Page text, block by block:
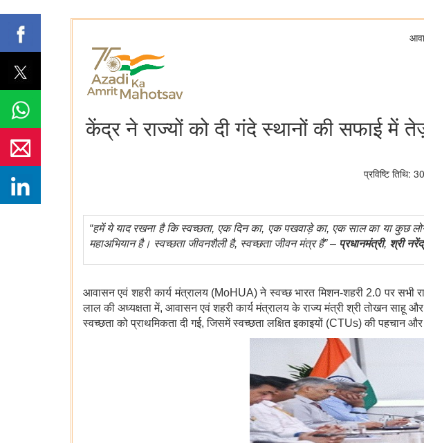
केंद्र ने राज्यों को दी गंदे स्थानों की सफाई में
प्रविष्टि
“हमें ये याद रखना है कि स्वच्छता, एक दिन का, एक पखवाड़े का, एक साल का या कुछ
महाअभियान है। स्वच्छता जीवनशैली है, स्वच्छता जीवन मंत्र है” – प्रधानमंत्री, श्री
आवासन एवं शहरी कार्य मंत्रालय (MoHUA) ने स्वच्छ भारत मिशन-शहरी 2.0 पर
लाल की अध्यक्षता में, आवासन एवं शहरी कार्य मंत्रालय के राज्य मंत्री श्री तोखन
स्वच्छता को प्राथमिकता दी गई, जिसमें स्वच्छता लक्षित इकाइयों (CTUs) की पहचान और